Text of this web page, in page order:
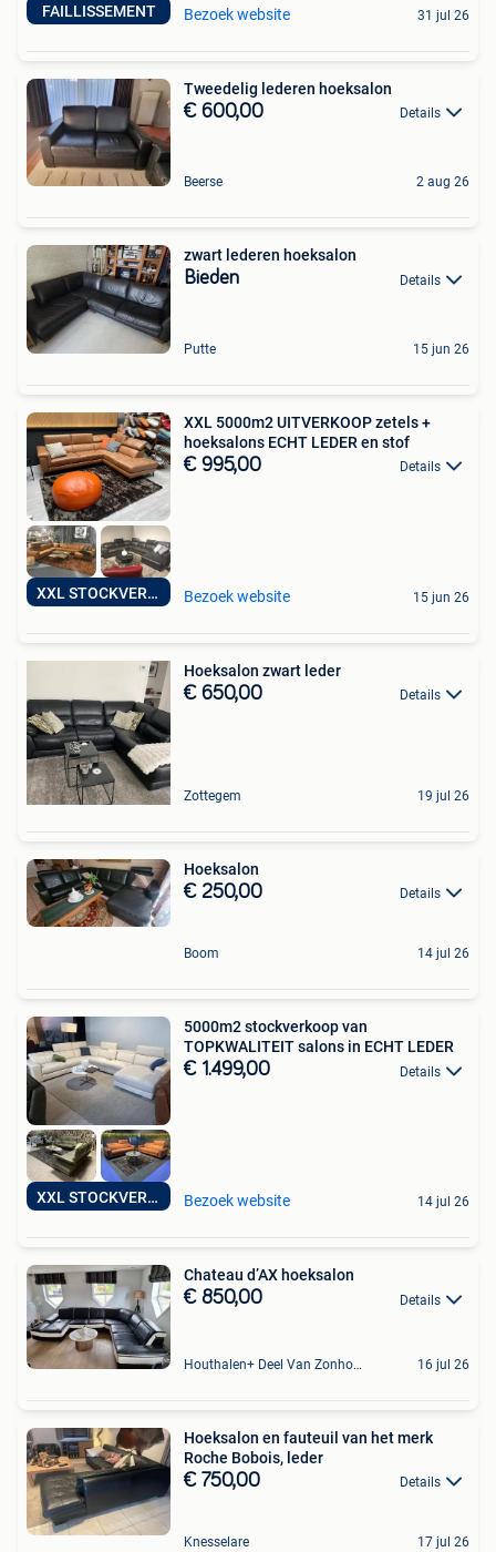
FAILLISSEMENT Bezoek website 31 jul 26
Tweedelig lederen hoeksalon
€ 600,00 Details
Beerse 2 aug 26
zwart lederen hoeksalon
Bieden Details
Putte 15 jun 26
XXL STOCKVERKOOP
XXL 5000m2 UITVERKOOP zetels +
hoeksalons ECHT LEDER en stof
€ 995,00 Details
Bezoek website 15 jun 26
Hoeksalon zwart leder
€ 650,00 Details
Zottegem 19 jul 26
Hoeksalon
€ 250,00 Details
Boom 14 jul 26
XXL STOCKVERKOOP
5000m2 stockverkoop van
TOPKWALITEIT salons in ECHT LEDER
€ 1.499,00 Details
Bezoek website 14 jul 26
Chateau d’AX hoeksalon
€ 850,00 Details
Houthalen+ Deel Van Zonhoven En Zolder 16 jul 26
Hoeksalon en fauteuil van het merk
Roche Bobois, leder
€ 750,00 Details
Knesselare 17 jul 26